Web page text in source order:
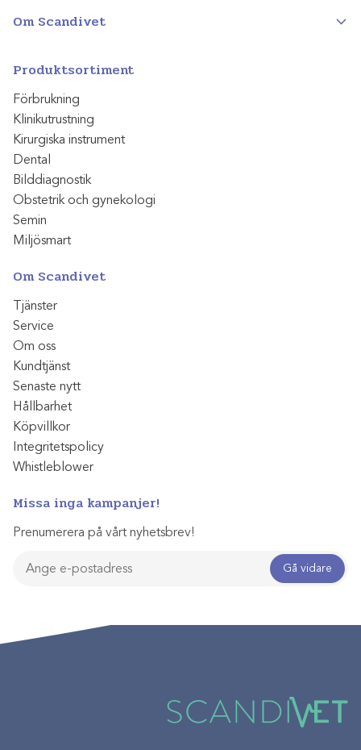
Om Scandivet
Produktsortiment
Förbrukning
Klinikutrustning
Kirurgiska instrument
Dental
Bilddiagnostik
Obstetrik och gynekologi
Semin
Miljösmart
Om Scandivet
Tjänster
Service
Om oss
Kundtjänst
Senaste nytt
Hållbarhet
Köpvillkor
Integritetspolicy
Whistleblower
Missa inga kampanjer!
Prenumerera på vårt nyhetsbrev!
Gå vidare